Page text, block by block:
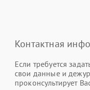
Контактная
Если требуется
свои данные и
проконсультирует